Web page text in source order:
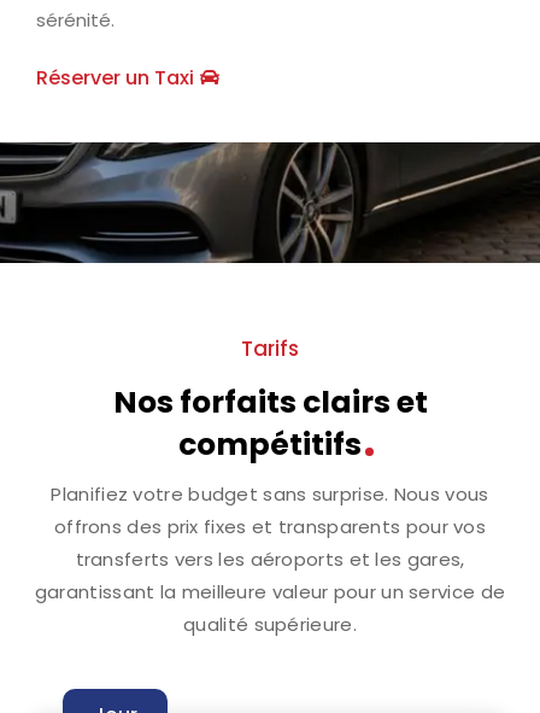
sérénité.
Réserver un Taxi
Tarifs
Nos forfaits clairs et
compétitifs
Planifiez votre budget sans surprise. Nous vous
offrons des prix fixes et transparents pour vos
transferts vers les aéroports et les gares,
garantissant la meilleure valeur pour un service de
qualité supérieure.